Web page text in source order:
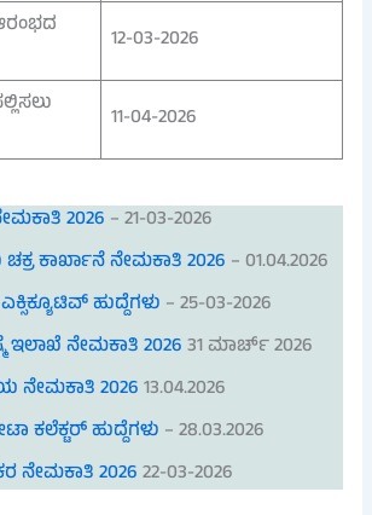
12-03-2026
11-04-2026
2026 – 21-03-2026
ಚಕ್ರ ಕಾರ್ಖಾನೆ ನೇಮಕಾತಿ 2026 – 01.04.2026
ಹುದ್ದೆಗಳು – 25-03-2026
ಇಲಾಖೆ ನೇಮಕಾತಿ 202631 ಮಾರ್ಚ್ 2026
ನೇಮಕಾತಿ 202613.04.2026
ಕಲೆಕ್ಟರ್ ಹುದ್ದೆಗಳು – 28.03.2026
ನೇಮಕಾತಿ 202622-03-2026